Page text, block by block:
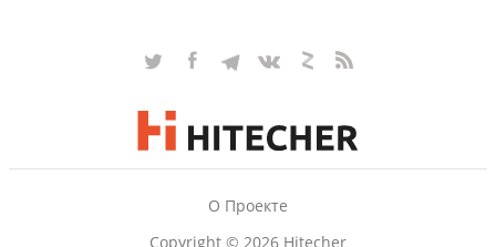
Copyright © 2026 Hitecher
О Проекте